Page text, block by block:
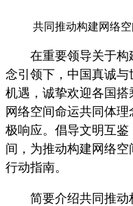
共同推动构建网络
在重要领导关于
念引领下，中国真诚
机遇，诚挚欢迎各国搭
网络空间命运共同体
极响应。倡导文明互
间，为推动构建网络
行动指南。
简要介绍共同推